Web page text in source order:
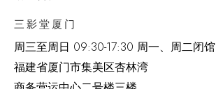
三影堂厦门
周三至周日 09:30-17:30 周一、周二闭馆
福建省厦门市集美区杏林湾